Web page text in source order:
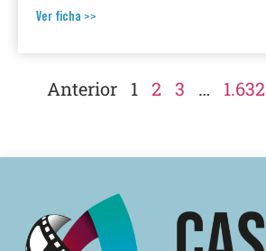
Ver ficha >>
Anterior 1 2 3 … 1.632